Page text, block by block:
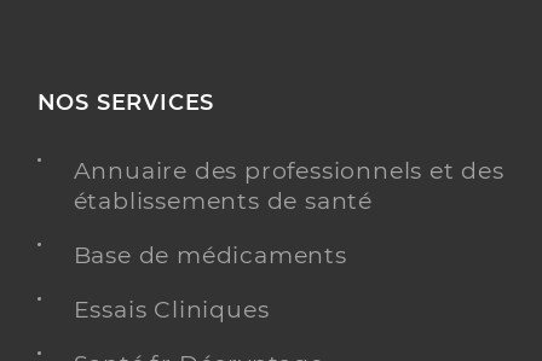
NOS SERVICES
Annuaire des professionnels et des
établissements de santé
Base de médicaments
Essais Cliniques